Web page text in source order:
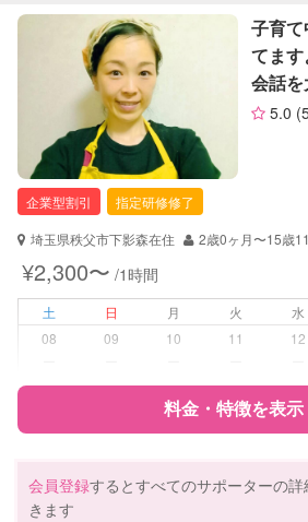
子育
てま
会話
5.0
企業型割引
指定研修修了
埼玉県秩父市下影森在住
2歳0ヶ月〜15歳
¥2,300〜 /1時間
土 日 月 火 水
08
09 10 11 12
料金・特徴を表示
会員登録するとすべてのサポーターの
きます